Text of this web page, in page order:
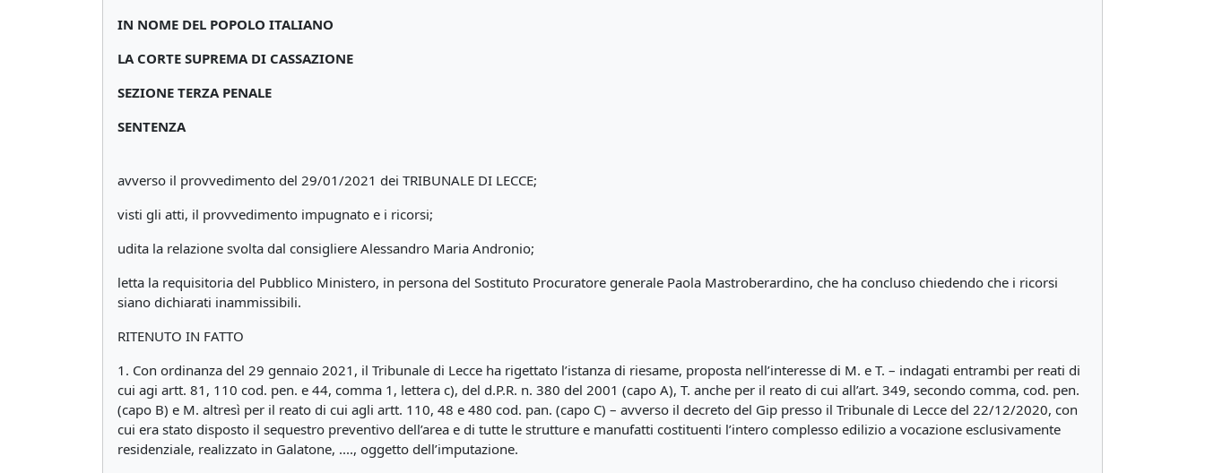
IN NOME DEL POPOLO ITALIANO
LA CORTE SUPREMA DI CASSAZIONE
SEZIONE TERZA PENALE
SENTENZA
avverso il provvedimento del 29/01/2021 dei TRIBUNALE DI LECCE;
visti gli atti, il provvedimento impugnato e i ricorsi;
udita la relazione svolta dal consigliere Alessandro Maria Andronio;
letta la requisitoria del Pubblico Ministero, in persona del Sostituto Procuratore generale Paola Mastroberardino, che ha concluso chiedendo che i ricorsi
siano dichiarati inammissibili.
RITENUTO IN FATTO
1. Con ordinanza del 29 gennaio 2021, il Tribunale di Lecce ha rigettato l’istanza di riesame, proposta nell’interesse di M. e T. – indagati entrambi per reati di
cui agi artt. 81, 110 cod. pen. e 44, comma 1, lettera c), del d.P.R. n. 380 del 2001 (capo A), T. anche per il reato di cui all’art. 349, secondo comma, cod. pen.
(capo B) e M. altresì per il reato di cui agli artt. 110, 48 e 480 cod. pan. (capo C) – avverso il decreto del Gip presso il Tribunale di Lecce del 22/12/2020, con
cui era stato disposto il sequestro preventivo dell’area e di tutte le strutture e manufatti costituenti l’intero complesso edilizio a vocazione esclusivamente
residenziale, realizzato in Galatone, ...., oggetto dell’imputazione.